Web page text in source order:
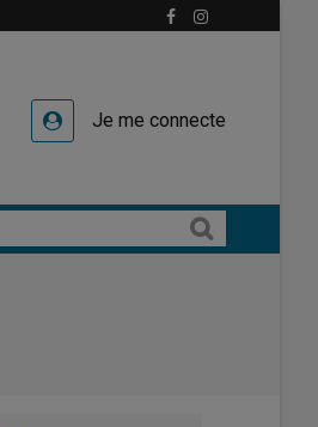
Je me connecte